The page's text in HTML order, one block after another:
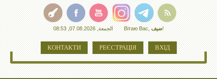
الجمعة, 07.08.2026, 08:53 Вітаю Вас,ضيف!
КОНТАКТИ РЕЄСТРАЦІЯ ВХІД